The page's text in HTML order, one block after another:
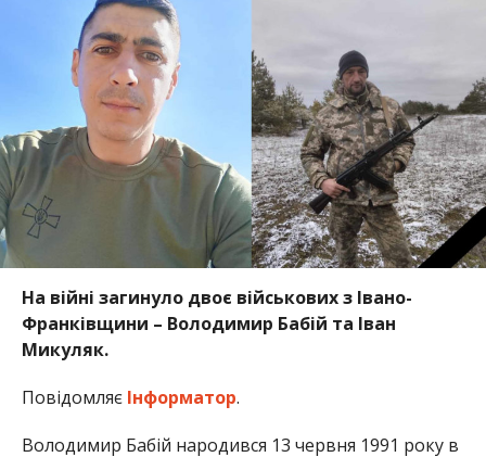
На війні загинуло двоє військових з Івано-
Франківщини – Володимир Бабій та Іван
Микуляк.
Повідомляє Інформатор.
Володимир Бабій народився 13 червня 1991 року в